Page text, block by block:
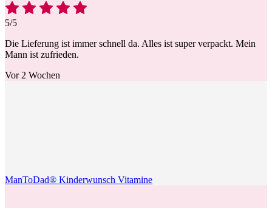
5/5
Die Lieferung ist immer schnell da. Alles ist super verpackt. Mein
Mann ist zufrieden.
Vor 2 Wochen
ManToDad® Kinderwunsch Vitamine